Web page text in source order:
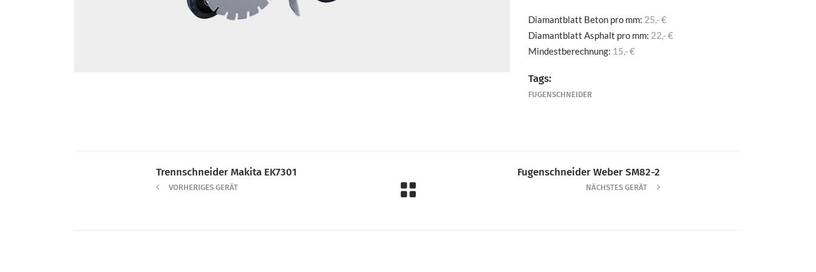
Diamantblatt Beton pro mm: 25,- €
Diamantblatt Asphalt pro mm: 22,- €
Mindestberechnung: 15,- €
Tags:
FUGENSCHNEIDER
Trennschneider Makita EK7301
VORHERIGES GERÄT
Fugenschneider Weber SM82-2
NÄCHSTES GERÄT